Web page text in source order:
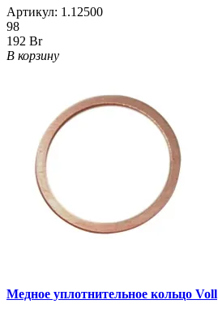
Артикул: 1.12500
98
192 Br
В корзину
Медное уплотнительное кольцо Voll